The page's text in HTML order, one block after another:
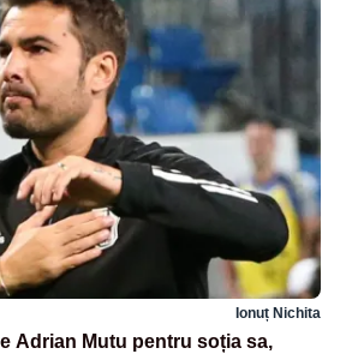
Ionuț Nichita
Adrian Mutu pentru soția sa,